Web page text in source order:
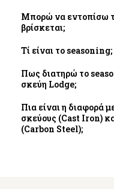
Μπορώ να εντοπίσω
βρίσκεται;
Τί είναι το seasoning;
Πως διατηρώ το
σκεύη Lodge;
Πια είναι η διαφορά
σκεύους (Cast Iron)
(Carbon Steel);